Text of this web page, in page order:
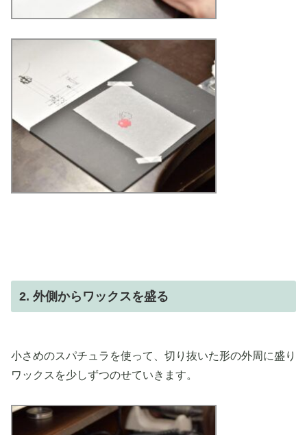
2. 外側からワックスを盛る
小さめのスパチュラを使って、切り抜いた形の外周に盛り
ワックスを少しずつのせていきます。